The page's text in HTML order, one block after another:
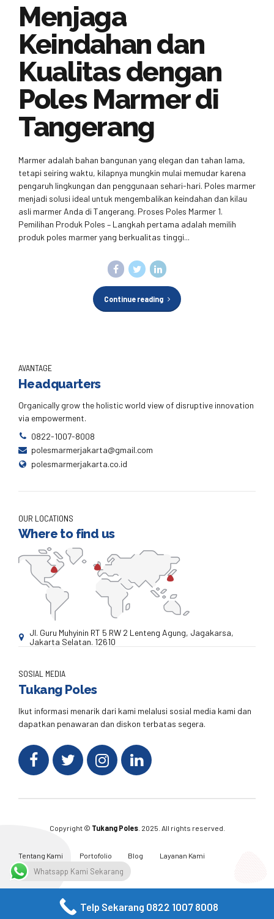
Menjaga
Keindahan dan
Kualitas dengan
Poles Marmer di
Tangerang
Marmer adalah bahan bangunan yang elegan dan tahan lama,
tetapi seiring waktu, kilapnya mungkin mulai memudar karena
pengaruh lingkungan dan penggunaan sehari-hari. Poles marmer
menjadi solusi ideal untuk mengembalikan keindahan dan kilau
asli marmer Anda di Tangerang. Proses Poles Marmer 1.
Pemilihan Produk Poles – Langkah pertama adalah memilih
produk poles marmer yang berkualitas tinggi...
Continue reading
AVANTAGE
Headquarters
Organically grow the holistic world view of disruptive innovation
via empowerment.
0822-1007-8008
polesmarmerjakarta@gmail.com
polesmarmerjakarta.co.id
OUR LOCATIONS
Where to find us
Jl. Guru Muhyinin RT 5 RW 2 Lenteng Agung, Jagakarsa,
Jakarta Selatan. 12610
SOSIAL MEDIA
Tukang Poles
Ikut informasi menarik dari kami melalusi sosial media kami dan
dapatkan penawaran dan diskon terbatas segera.
Copyright © Tukang Poles. 2025. All rights reserved.
Tentang Kami Portofolio Blog
Layanan Kami
Kontak Kami
Facebook Twitter Instagram Email
Whatsapp Kami Sekarang
Telp Sekarang 0822 1007 8008